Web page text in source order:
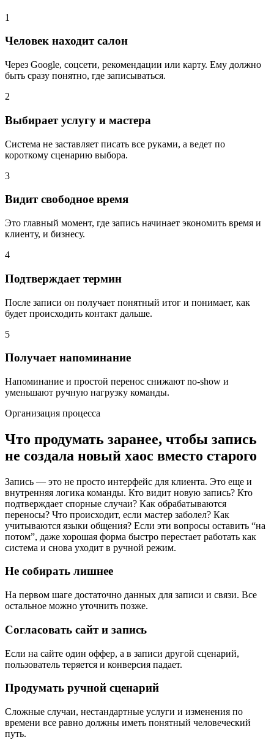
1
Человек находит салон
Через Google, соцсети, рекомендации или карту. Ему должно
быть сразу понятно, где записываться.
2
Выбирает услугу и мастера
Система не заставляет писать все руками, а ведет по
короткому сценарию выбора.
3
Видит свободное время
Это главный момент, где запись начинает экономить время и
клиенту, и бизнесу.
4
Подтверждает термин
После записи он получает понятный итог и понимает, как
будет происходить контакт дальше.
5
Получает напоминание
Напоминание и простой перенос снижают no-show и
уменьшают ручную нагрузку команды.
Организация процесса
Что продумать заранее, чтобы запись
не создала новый хаос вместо старого
Запись — это не просто интерфейс для клиента. Это еще и
внутренняя логика команды. Кто видит новую запись? Кто
подтверждает спорные случаи? Как обрабатываются
переносы? Что происходит, если мастер заболел? Как
учитываются языки общения? Если эти вопросы оставить “на
потом”, даже хорошая форма быстро перестает работать как
система и снова уходит в ручной режим.
Не собирать лишнее
На первом шаге достаточно данных для записи и связи. Все
остальное можно уточнить позже.
Согласовать сайт и запись
Если на сайте один оффер, а в записи другой сценарий,
пользователь теряется и конверсия падает.
Продумать ручной сценарий
Сложные случаи, нестандартные услуги и изменения по
времени все равно должны иметь понятный человеческий
путь.